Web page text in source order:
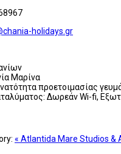
holidays.gr
Μαρίνα
προετοιμασίας
Δωρεάν Wi-fi,
« Atlantida Mare Studios &